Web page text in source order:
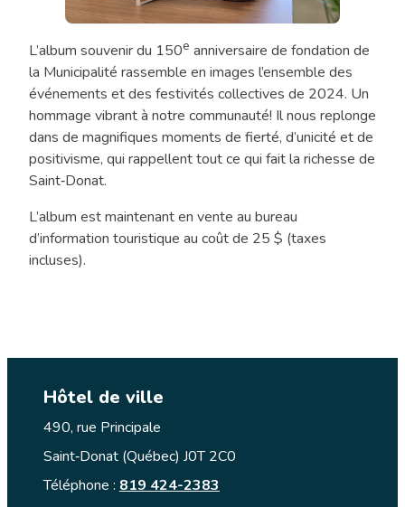
Chronique
«
Tout
l’monde
en
jase
»
de
novembre
2025
L’album souvenir du 150e anniversaire de fondation de
la Municipalité rassemble en images l’ensemble des
événements et des festivités collectives de 2024. Un
hommage vibrant à notre communauté! Il nous replonge
dans de magnifiques moments de fierté, d’unicité et de
positivisme, qui rappellent tout ce qui fait la richesse de
Saint‑Donat.
L’album est maintenant en vente au bureau
d’information touristique au coût de 25 $ (taxes
incluses).
Hôtel de ville
490, rue Principale
Saint‑Donat (Québec) J0T 2C0
Téléphone : 819 424-2383